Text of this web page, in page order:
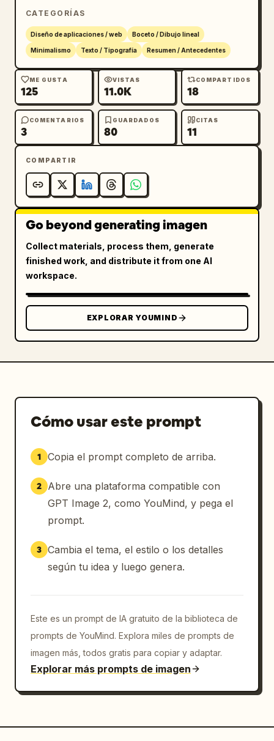
CATEGORÍAS
Diseño de aplicaciones / web Boceto / Dibujo lineal
Minimalismo Texto / Tipografía Resumen / Antecedentes
ME GUSTA
125
VISTAS
11.0K
COMPARTIDOS
18
COMENTARIOS
3
GUARDADOS
80
CITAS
11
COMPARTIR
Go beyond generating imagen
Collect materials, process them, generate
finished work, and distribute it from one AI
workspace.
EXPLORAR YOUMIND
Cómo usar este prompt
1 Copia el prompt completo de arriba.
2
Abre una plataforma compatible con
GPT Image 2, como YouMind, y pega el
prompt.
3 Cambia el tema, el estilo o los detalles
según tu idea y luego genera.
Este es un prompt de IA gratuito de la biblioteca de
prompts de YouMind. Explora miles de prompts de
imagen más, todos gratis para copiar y adaptar.
Explorar más prompts de imagen